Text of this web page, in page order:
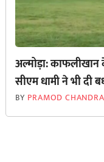
अल्मोड़ा: काफलीखान
सीएम धामी ने भी दी
BY PRAMOD